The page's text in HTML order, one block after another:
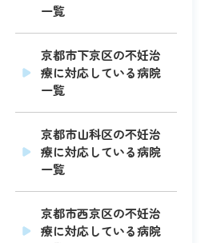
一覧
京都市下京区の不妊治
療に対応している病院
一覧
京都市山科区の不妊治
療に対応している病院
一覧
京都市西京区の不妊治
療に対応している病院